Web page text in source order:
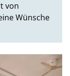
von
Wünsche